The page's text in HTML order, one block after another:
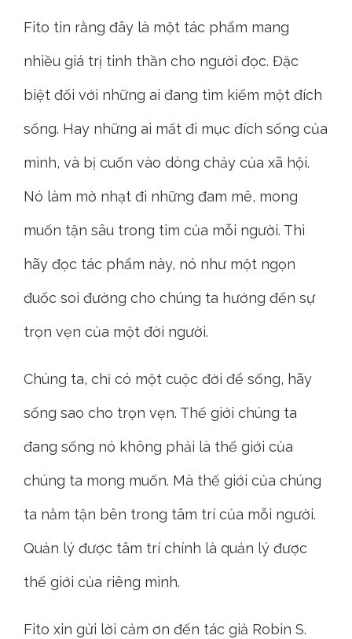
Fito tin rằng đây là một tác phẩm mang
nhiều giá trị tinh thần cho người đọc. Đặc
biệt đối với những ai đang tìm kiếm một đích
sống. Hay những ai mất đi mục đích sống của
mình, và bị cuốn vào dòng chảy của xã hội.
Nó làm mờ nhạt đi những đam mê, mong
muốn tận sâu trong tim của mỗi người. Thì
hãy đọc tác phẩm này, nó như một ngọn
đuốc soi đường cho chúng ta hướng đến sự
trọn vẹn của một đời người.
Chúng ta, chỉ có một cuộc đời để sống, hãy
sống sao cho trọn vẹn. Thế giới chúng ta
đang sống nó không phải là thế giới của
chúng ta mong muốn. Mà thế giới của chúng
ta nằm tận bên trong tâm trí của mỗi người.
Quản lý được tâm trí chính là quản lý được
thế giới của riêng mình.
Fito xin gửi lời cảm ơn đến tác giả Robin S.